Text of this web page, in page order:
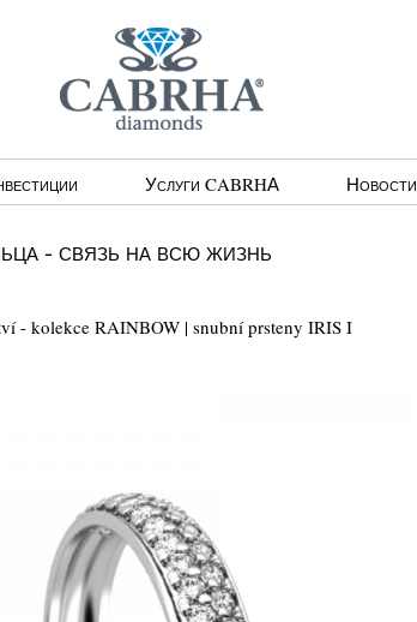
Услуги CABRHА Новости
- связь на всю жизнь
- kolekce RAINBOW | snubní prsteny IRIS I